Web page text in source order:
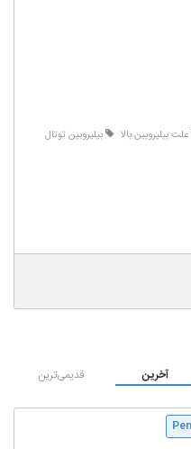
علت بیلیروبین بالا
بیلیروبین توتال
آخرین قدیمی‌ترین